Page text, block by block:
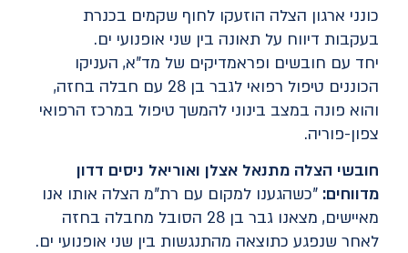
כונני ארגון הצלה הוזעקו לחוף שקמים בכנרת
בעקבות דיווח על תאונה בין שני אופנועי ים.
יחד עם חובשים ופראמדיקים של מד"א, העניקו
הכוננים טיפול רפואי לגבר בן 28 עם חבלה בחזה,
והוא פונה במצב בינוני להמשך טיפול במרכז הרפואי
צפון-פוריה.
חובשי הצלה מתנאל אצלן ואוריאל ניסים דדון
מדווחים: "כשהגענו למקום עם רת"מ הצלה אותו אנו
מאיישים, מצאנו גבר בן 28 הסובל מחבלה בחזה
לאחר שנפגע כתוצאה מהתנגשות בין שני אופנועי ים.